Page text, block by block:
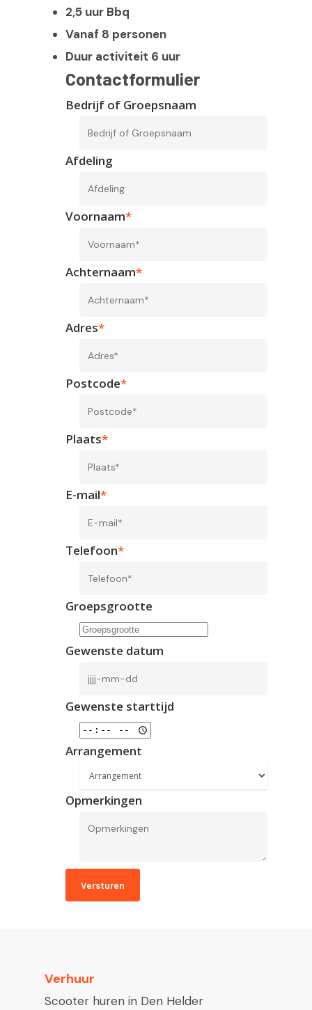
2,5 uur Bbq
Vanaf 8 personen
Duur activiteit 6 uur
Contactformulier
Bedrijf of Groepsnaam
Afdeling
Voornaam*
Achternaam*
Adres*
Postcode*
Plaats*
E-mail*
Telefoon*
Groepsgrootte
Gewenste datum
Gewenste starttijd
Arrangement
Opmerkingen
Verhuur
Scooter huren in Den Helder
Webshop
Routes
Contact